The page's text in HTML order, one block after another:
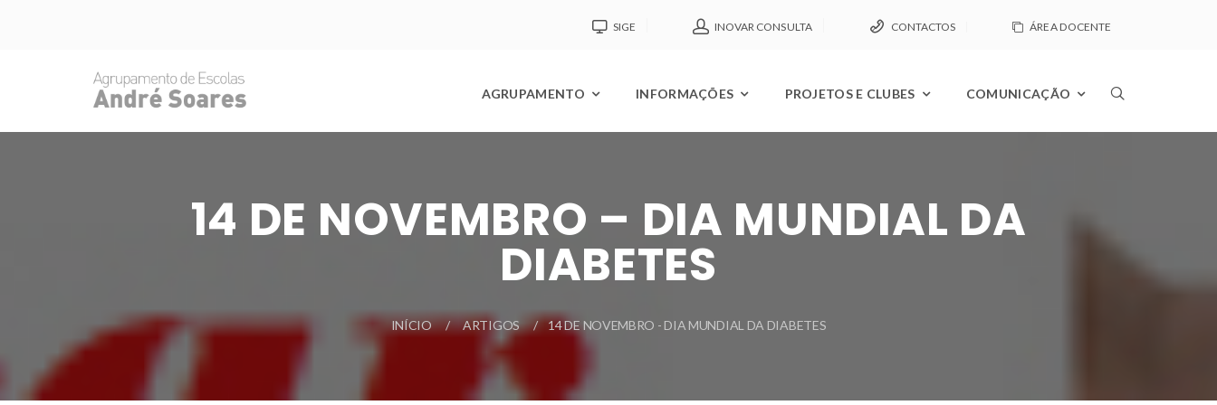
SIGE INOVAR CONSULTA CONTACTOS ÁREA DOCENTE
AGRUPAMENTO INFORMAÇÕES PROJETOS E CLUBES COMUNICAÇÃO
14 DE NOVEMBRO – DIA MUNDIAL DA
DIABETES
INÍCIO ARTIGOS 14 DE NOVEMBRO - DIA MUNDIAL DA DIABETES